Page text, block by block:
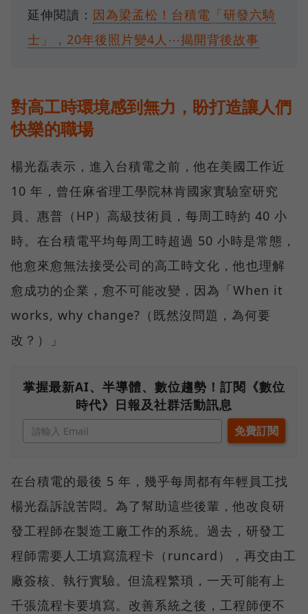
延伸閱讀： 因為梁孟松！台積電「研發六騎
士」，20年後照片變4人⋯揭開背後故事
對高工時環境感到無力，盼打造讓人們
快樂的職場
楊光磊表示，進入台積電之前，他在美國工作近
10 年，曾任麻省理工學院林肯國家實驗室研究
員、惠普（HP）高級技術員，每周工時約 40 小
時。在台積電平均每周工時超過 50 小時是常態，
他愈來愈無法接受公司的高工時文化，他也理解
愈成功的企業，愈不可能改變，因為「When it
works, why change?（既然沒問題，為何要
改？）」
掌握最新AI、半導體、數位趨勢！訂閱《數位
時代》日報及社群活動訊息
在台積電的最後 5 年，幾乎每周都有年輕員工找
楊光磊訴說苦悶。為了幫助這些後輩，他改良研
發工程師在製造工廠工作的系統。過去，研發工
程師需要人工填寫流程卡（runcard），再交由工
廠簽核、執行實驗。但流程繁瑣，一天可能有上
千張流程卡要填寫。改善系統之後，工程師便不